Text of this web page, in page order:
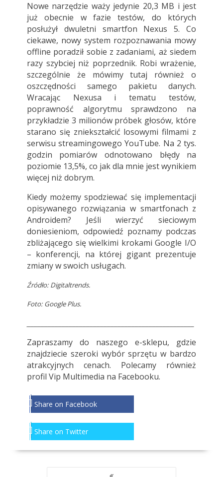
Nowe narzędzie waży jedynie 20,3 MB i jest
już obecnie w fazie testów, do których
posłużył dwuletni smartfon Nexus 5. Co
ciekawe, nowy system rozpoznawania mowy
offline poradził sobie z zadaniami, aż siedem
razy szybciej niż poprzednik. Robi wrażenie,
szczególnie że mówimy tutaj również o
oszczędności samego pakietu danych.
Wracając Nexusa i tematu testów,
poprawność algorytmu sprawdzono na
przykładzie 3 milionów próbek głosów, które
starano się zniekształcić losowymi filmami z
serwisu streamingowego YouTube. Na 2 tys.
godzin pomiarów odnotowano błędy na
poziomie 13,5%, co jak dla mnie jest wynikiem
więcej niż dobrym.
Kiedy możemy spodziewać się implementacji
opisywanego rozwiązania w smartfonach z
Androidem? Jeśli wierzyć sieciowym
doniesieniom, odpowiedź poznamy podczas
zbliżającego się wielkimi krokami Google I/O
– konferencji, na której gigant prezentuje
zmiany w swoich usługach.
Źródło: Digitaltrends.
Foto: Google Plus.
Zapraszamy do naszego e-sklepu, gdzie
znajdziecie szeroki wybór sprzętu w bardzo
atrakcyjnych cenach. Polecamy również
profil Vip Multimedia na Facebooku.
Share on Facebook
Share on Twitter
NAWIGACJA